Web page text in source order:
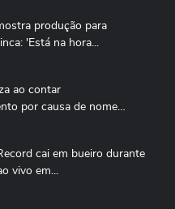
produção para
'Está na hora...
ao contar
por causa de nome
cai em bueiro durante
vivo em...